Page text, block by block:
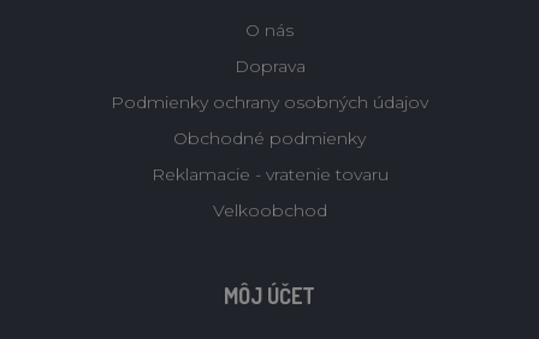
O nás
Doprava
Podmienky ochrany osobných údajov
Obchodné podmienky
Reklamacie - vratenie tovaru
Velkoobchod
MÔJ ÚČET